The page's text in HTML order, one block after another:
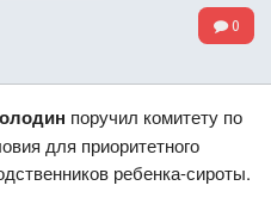
0
поручил комитету по
для приоритетного
ребенка-сироты.